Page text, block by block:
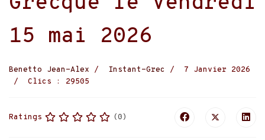
15 mai 2026
Benetto Jean-Alex Instant-Grec
7 Janvier 2026
Clics : 29505
Ratings (0)